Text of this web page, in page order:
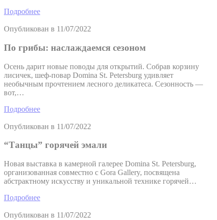
Подробнее
Опубликован в 11/07/2022
По грибы: наслаждаемся сезоном
Осень дарит новые поводы для открытий. Собрав корзину
лисичек, шеф-повар Domina St. Petersburg удивляет
необычным прочтением лесного деликатеса. Сезонность —
вот,…
Подробнее
Опубликован в 11/07/2022
“Танцы” горячей эмали
Новая выставка в камерной галерее Domina St. Petersburg,
организованная совместно с Gora Gallery, посвящена
абстрактному искусству и уникальной технике горячей…
Подробнее
Опубликован в 11/07/2022